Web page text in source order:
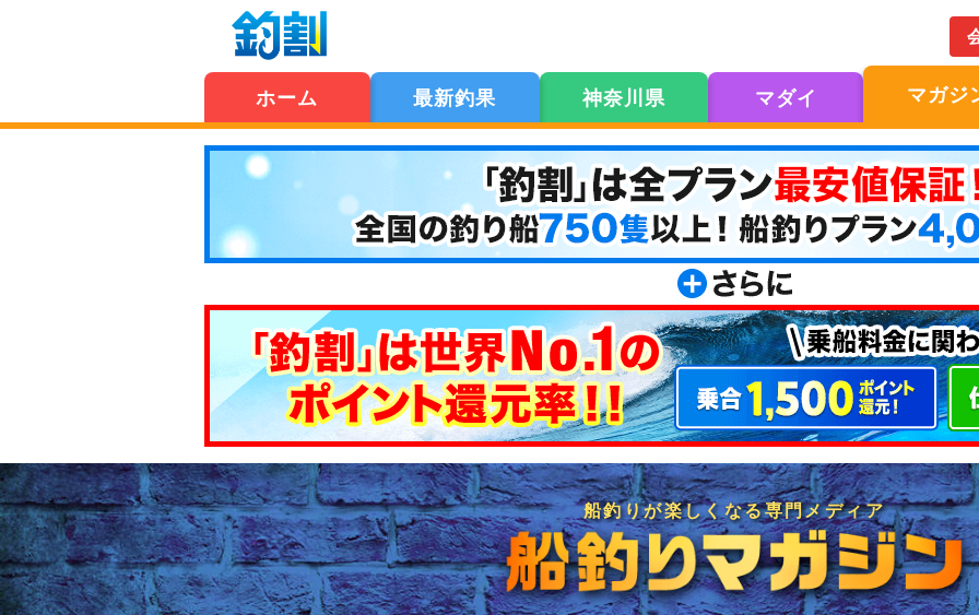
ホーム 最新釣果 神奈川県 マダイ マガジ
船釣りが楽しくなる専門メディア